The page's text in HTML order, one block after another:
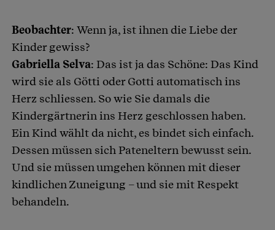
Beobachter: Wenn ja, ist ihnen die Liebe der
Kinder gewiss?
Gabriella Selva: Das ist ja das Schöne: Das Kind
wird sie als Götti oder Gotti automatisch ins
Herz schliessen. So wie Sie damals die
Kindergärtnerin ins Herz geschlossen haben.
Ein Kind wählt da nicht, es bindet sich einfach.
Dessen müssen sich Pateneltern bewusst sein.
Und sie müssen umgehen können mit dieser
kindlichen Zuneigung – und sie mit Respekt
behandeln.